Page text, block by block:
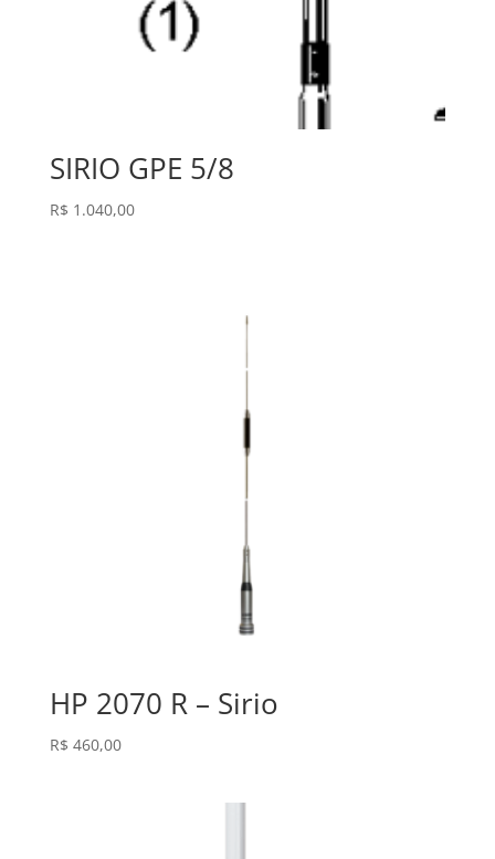
SIRIO GPE 5/8
R$ 1.040,00
HP 2070 R – Sirio
R$ 460,00